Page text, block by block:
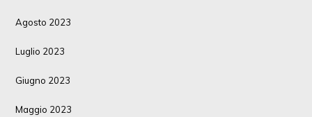
Agosto 2023
Luglio 2023
Giugno 2023
Maggio 2023